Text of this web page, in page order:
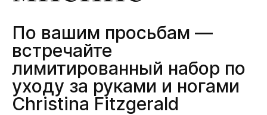
По вашим просьбам —
встречайте
лимитированный набор по
уходу за руками и ногами
Christina Fitzgerald